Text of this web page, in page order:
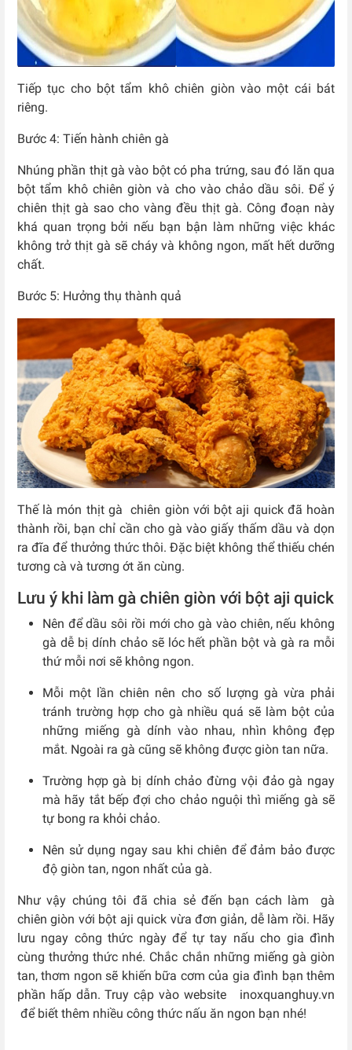
Tiếp tục cho bột tẩm khô chiên giòn vào một cái bát
riêng.
Bước 4: Tiến hành chiên gà
Nhúng phần thịt gà vào bột có pha trứng, sau đó lăn qua
bột tẩm khô chiên giòn và cho vào chảo dầu sôi. Để ý
chiên thịt gà sao cho vàng đều thịt gà. Công đoạn này
khá quan trọng bởi nếu bạn bận làm những việc khác
không trở thịt gà sẽ cháy và không ngon, mất hết dưỡng
chất.
Bước 5: Hưởng thụ thành quả
Thế là món thịt gà chiên giòn với bột aji quick đã hoàn
thành rồi, bạn chỉ cần cho gà vào giấy thấm dầu và dọn
ra đĩa để thưởng thức thôi. Đặc biệt không thể thiếu chén
tương cà và tương ớt ăn cùng.
Lưu ý khi làm gà chiên giòn với bột aji quick
Nên để dầu sôi rồi mới cho gà vào chiên, nếu không
gà dễ bị dính chảo sẽ lóc hết phần bột và gà ra mỗi
thứ mỗi nơi sẽ không ngon.
Mỗi một lần chiên nên cho số lượng gà vừa phải
tránh trường hợp cho gà nhiều quá sẽ làm bột của
những miếng gà dính vào nhau, nhìn không đẹp
mắt. Ngoài ra gà cũng sẽ không được giòn tan nữa.
Trường hợp gà bị dính chảo đừng vội đảo gà ngay
mà hãy tắt bếp đợi cho chảo nguội thì miếng gà sẽ
tự bong ra khỏi chảo.
Nên sử dụng ngay sau khi chiên để đảm bảo được
độ giòn tan, ngon nhất của gà.
Như vậy chúng tôi đã chia sẻ đến bạn cách làm gà
chiên giòn với bột aji quick vừa đơn giản, dễ làm rồi. Hãy
lưu ngay công thức ngày để tự tay nấu cho gia đình
cùng thưởng thức nhé. Chắc chắn những miếng gà giòn
tan, thơm ngon sẽ khiến bữa cơm của gia đình bạn thêm
phần hấp dẫn. Truy cập vào website inoxquanghuy.vn
để biết thêm nhiều công thức nấu ăn ngon bạn nhé!